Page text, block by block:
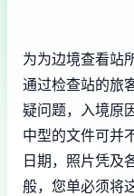
为为边境查看站
通过检查站的旅
疑问题，入境原
中型的文件可并
日期，照片凭及
般，您单必须将